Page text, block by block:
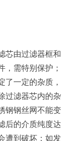
芯由过滤器框和
，需特别保护；
了一定的杂质，
过滤器芯内的杂
钢钢丝网不能变
后的介质纯度达
遭到破坏；如发